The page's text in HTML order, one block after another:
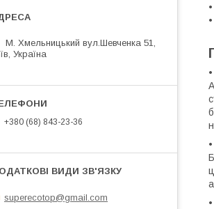
М. Хмельницький вул.Шевченка 51,
Україна
+380 (68) 843-23-36
superecotop@gmail.com